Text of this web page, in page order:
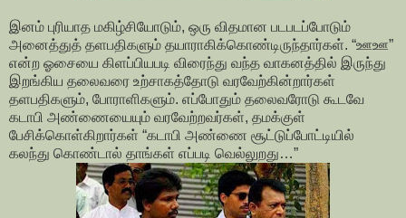
இனம் புரியாத மகிழ்சியோடும், ஒரு விதமான படபடப்போடும்
அனைத்துத் தளபதிகளும் தயாராகிக்கொண்டிருந்தார்கள். “ஊஊ”
என்ற ஓசையை கிளப்பியபடி விரைந்து வந்த வாகனத்தில் இருந்து
இறங்கிய தலைவரை உற்சாகத்தோடு வரவேற்கின்றார்கள்
தளபதிகளும், போராளிகளும். எப்போதும் தலைவரோடு கூடவே
கடாபி அண்ணையையும் வரவேற்றவர்கள், தமக்குள்
பேசிக்கொள்கிறார்கள் “கடாபி அண்ணை சூட்டுப்போட்டியில்
கலந்து கொண்டால் தாங்கள் எப்படி வெல்லுறது…”